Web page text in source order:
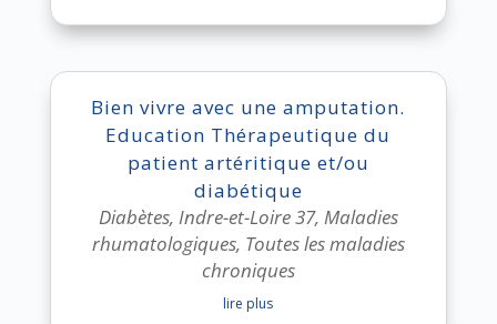
Bien vivre avec une amputation.
Education Thérapeutique du
patient artéritique et/ou
diabétique
Diabètes, Indre-et-Loire 37, Maladies
rhumatologiques, Toutes les maladies
chroniques
lire plus